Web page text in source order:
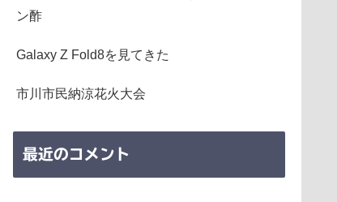
ン酢
Galaxy Z Fold8を見てきた
市川市民納涼花火大会
最近のコメント